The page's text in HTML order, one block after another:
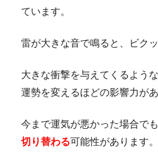
ています。
雷が大きな音で鳴ると、ビク
大きな衝撃を与えてくるよう
運勢を変えるほどの影響力があ
今まで運気が悪かった場合でも
切り替わる可能性があります。